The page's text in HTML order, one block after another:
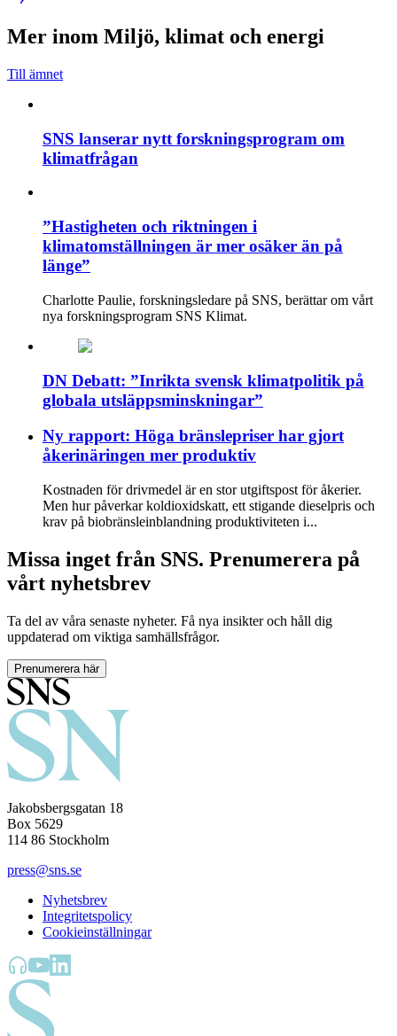
Mer inom Miljö, klimat och energi
Till ämnet
SNS lanserar nytt forskningsprogram om
klimatfrågan
”Hastigheten och riktningen i
klimatomställningen är mer osäker än på
länge”
Charlotte Paulie, forskningsledare på SNS, berättar om vårt
nya forskningsprogram SNS Klimat.
DN Debatt: ”Inrikta svensk klimatpolitik på
globala utsläppsminskningar”
Ny rapport: Höga bränslepriser har gjort
åkerinäringen mer produktiv
Kostnaden för drivmedel är en stor utgiftspost för åkerier.
Men hur påverkar koldioxidskatt, ett stigande dieselpris och
krav på biobränsleinblandning produktiviteten i...
Missa inget från SNS. Prenumerera på
vårt nyhetsbrev
Ta del av våra senaste nyheter. Få nya insikter och håll dig
uppdaterad om viktiga samhällsfrågor.
Prenumerera här
Jakobsbergsgatan 18
Box 5629
114 86 Stockholm
press@sns.se
Nyhetsbrev
Integritetspolicy
Cookieinställningar